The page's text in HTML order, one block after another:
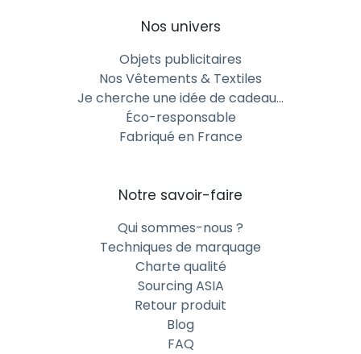
Nos univers
Objets publicitaires
Nos Vêtements & Textiles
Je cherche une idée de cadeau…
Éco-responsable
Fabriqué en France
Notre savoir-faire
Qui sommes-nous ?
Techniques de marquage
Charte qualité
Sourcing ASIA
Retour produit
Blog
FAQ